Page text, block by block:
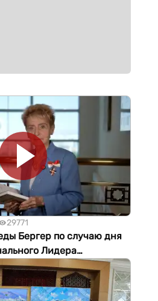
29771
Бергер по случаю дня
Лидера